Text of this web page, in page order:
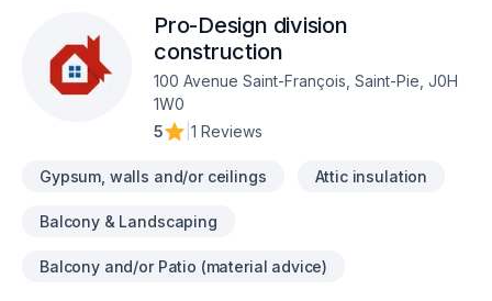
Pro-Design division
construction
100 Avenue Saint-François, Saint-Pie, J0H
1W0
5
1 Reviews
Gypsum, walls and/or ceilings Attic insulation
Balcony & Landscaping
Balcony and/or Patio (material advice)